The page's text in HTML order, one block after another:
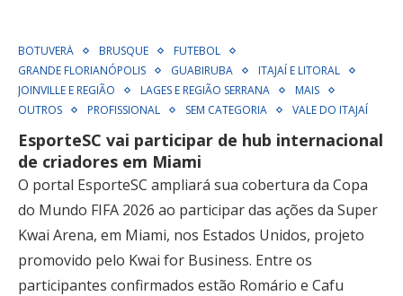
BOTUVERÁ BRUSQUE
FUTEBOL
GRANDE FLORIANÓPOLIS
GUABIRUBA
ITAJAÍ E LITORAL
JOINVILLE E REGIÃO
LAGES E REGIÃO SERRANA
MAIS
OUTROS
PROFISSIONAL SEM CATEGORIA VALE DO ITAJAÍ
EsporteSC vai participar de hub internacional
de criadores em Miami
O portal EsporteSC ampliará sua cobertura da Copa
do Mundo FIFA 2026 ao participar das ações da Super
Kwai Arena, em Miami, nos Estados Unidos, projeto
promovido pelo Kwai for Business. Entre os
participantes confirmados estão Romário e Cafu